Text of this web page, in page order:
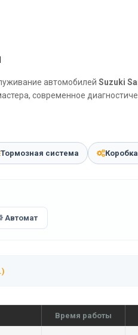
автомобилей Suzuki
современное
Тормозная система
Автомат
Время работы